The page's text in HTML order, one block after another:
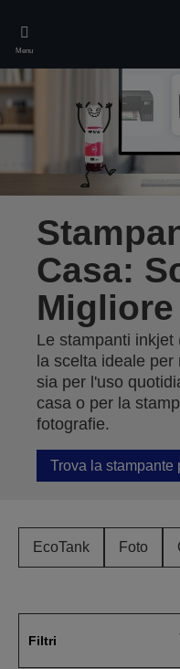
main
content
Menu
Casa:
Migliore
Le stampanti inkjet
la scelta ideale
sia per l'uso
casa o per la
fotografie.
Trova la stampante
EcoTank Foto
Filtri